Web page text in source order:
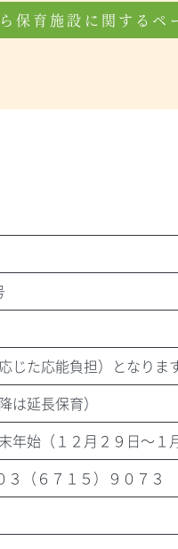
保育施設に関するペ
た応能負担）となりま
は延長保育）
始（１２月２９日～１
６７１５）９０７３